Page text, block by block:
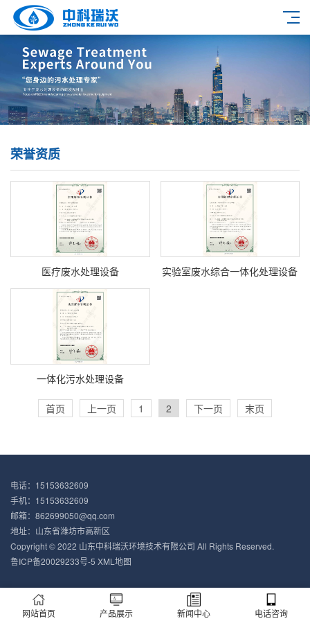
荣誉资质
医疗废水处理设备 实验室废水综合一体化处理设备
一体化污水处理设备
首页 上一页 1 2 下一页 末页
电话：15153632609
手机：15153632609
邮箱：862699050@qq.com
地址：山东省潍坊市高新区
Copyright © 2022 山东中科瑞沃环境技术有限公司 All Rights Reserved.
鲁ICP备20029233号-5 XML地图
网站首页 产品展示 新闻中心 电话咨询